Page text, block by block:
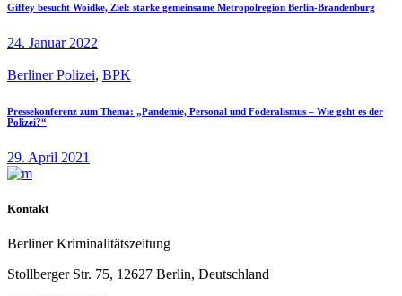
Giffey besucht Woidke, Ziel: starke gemeinsame Metropolregion Berlin-Brandenburg
24. Januar 2022
Berliner Polizei, BPK
Pressekonferenz zum Thema: „Pandemie, Personal und Föderalismus – Wie geht es der
Polizei?“
29. April 2021
Kontakt
Berliner Kriminalitätszeitung
Stollberger Str. 75, 12627 Berlin, Deutschland